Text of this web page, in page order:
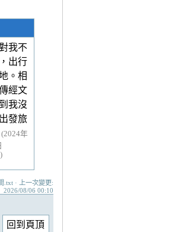
我不
出行
。相
經文
我沒
發旅
(2024年
.txt · 上一次變更:
2026/08/06 00:10